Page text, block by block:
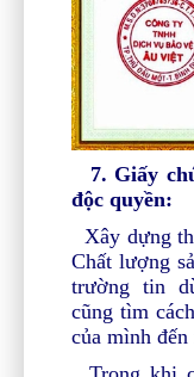
7. Giấy
độc quyền:
Xây dựng
Chất lượng
trường tin
cũng tìm
của mình